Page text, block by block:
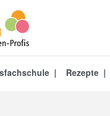
Rezepte